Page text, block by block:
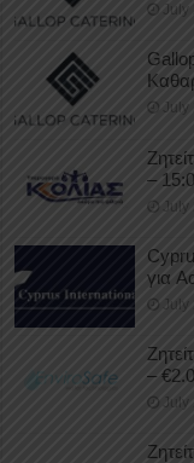
July
July
–
July
για
July
–
July